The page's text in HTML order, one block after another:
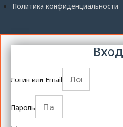
Политика конфиденциальности
Вход
Логин или Email
Пароль